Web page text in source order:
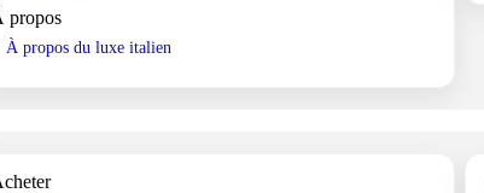
propos
À propos du luxe italien